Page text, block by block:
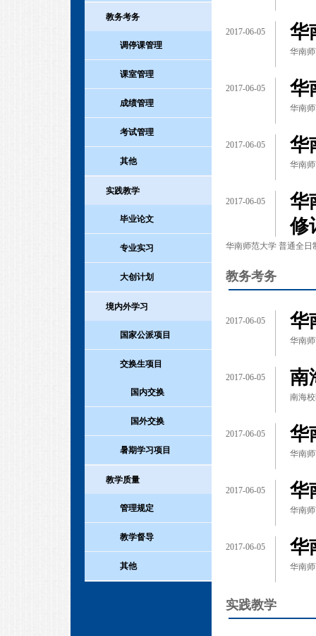
教务考务
调停课管理
课室管理
成绩管理
考试管理
其他
实践教学
毕业论文
专业实习
大创计划
境内外学习
国家公派项目
交换生项目
国内交换
国外交换
暑期学习项目
教学质量
管理规定
教学督导
其他
2017-06-05 华
华南
2017-06-05 华
华南
2017-06-05 华
华南
2017-06-05
华
修
华南师范大学 普通全
教务考务
2017-06-05 华
华南
2017-06-05 南
南海
2017-06-05 华
华南
2017-06-05 华
华南
2017-06-05 华
华南
实践教学